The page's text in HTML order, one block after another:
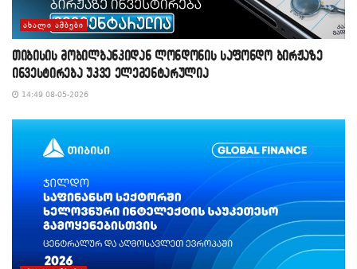
ᲐᲮᲐᲚᲘ ᲐᲛᲑᲔᲑᲘ
თიბისის მობილბანკიდან ლონდონის საფონდო ბირჟაზე
ინვესტირება უკვე ელემენტარულია
14:49 08-05-2026